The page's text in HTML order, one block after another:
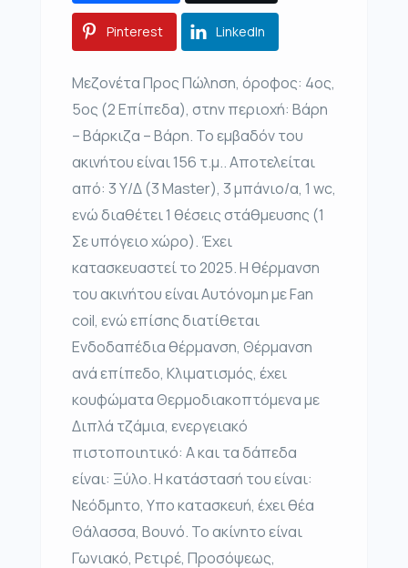
Pinterest LinkedIn
Μεζονέτα Προς Πώληση, όροφος: 4ος,
5ος (2 Επίπεδα), στην περιοχή: Βάρη
– Βάρκιζα – Βάρη. Το εμβαδόν του
ακινήτου είναι 156 τ.μ.. Αποτελείται
από: 3 Υ/Δ (3 Master), 3 μπάνιο/α, 1 wc,
ενώ διαθέτει 1 θέσεις στάθμευσης (1
Σε υπόγειο χώρο). Έχει
κατασκευαστεί το 2025. Η θέρμανση
του ακινήτου είναι Αυτόνομη με Fan
coil, ενώ επίσης διατίθεται
Ενδοδαπέδια θέρμανση, Θέρμανση
ανά επίπεδο, Κλιματισμός, έχει
κουφώματα Θερμοδιακοπτόμενα με
Διπλά τζάμια, ενεργειακό
πιστοποιητικό: Α και τα δάπεδα
είναι: Ξύλο. Η κατάστασή του είναι:
Νεόδμητο, Υπο κατασκευή, έχει θέα
Θάλασσα, Βουνό. Το ακίνητο είναι
Γωνιακό, Ρετιρέ, Προσόψεως,